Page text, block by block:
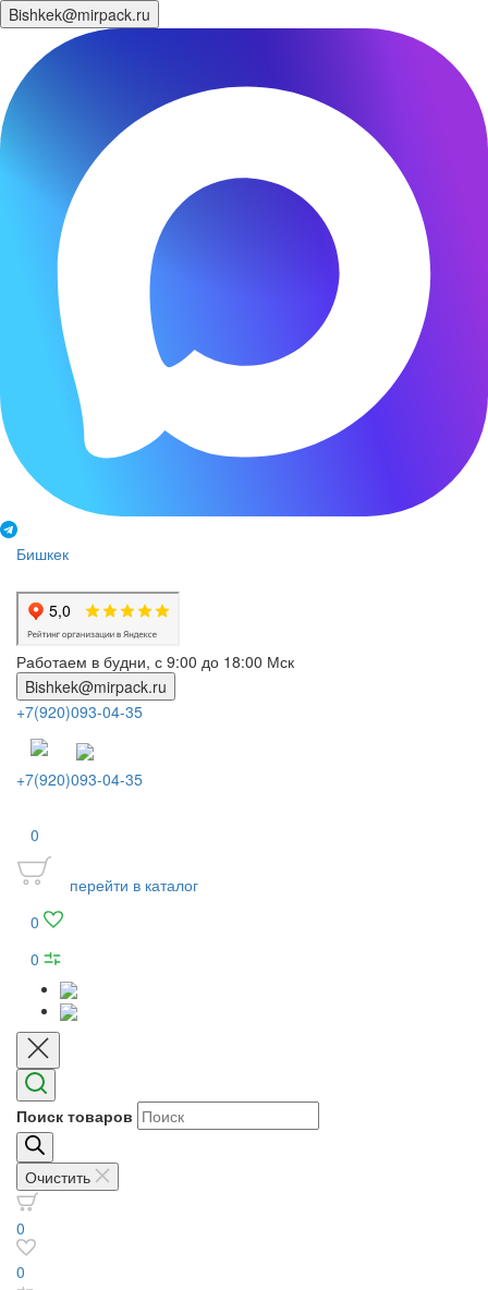
Bishkek@mirpack.ru
Бишкек
Работаем в будни, с 9:00 до 18:00 Мск
Bishkek@mirpack.ru
+7(920)093-04-35
+7(920)093-04-35
0
перейти в каталог
0
0
Поиск товаров
Очистить
0
0